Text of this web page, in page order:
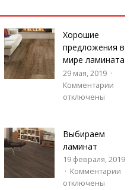
Хорошие
предложения в
мире ламината
29 мая, 2019
Комментарии
отключены
Выбираем
ламинат
19 февраля, 2019
Комментарии
отключены